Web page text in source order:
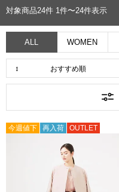
対象商品24件 1件〜24件表示
ALL WOMEN
今週値下 再入荷 OUTLET